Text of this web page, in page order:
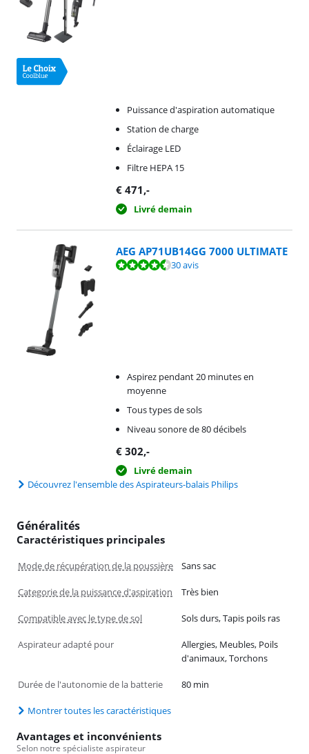
Puissance d'aspiration automatique
Station de charge
Éclairage LED
Filtre HEPA 15
€ 471,-
Livré demain
AEG AP71UB14GG 7000 ULTIMATE
La note est de 8,6 sur 10, basée sur 30 avis.
30 avis
Aspirez pendant 20 minutes en
moyenne
Tous types de sols
Niveau sonore de 80 décibels
€ 302,-
Livré demain
Découvrez l'ensemble des Aspirateurs-balais Philips
Généralités
Caractéristiques principales
Mode de récupération de la poussière Sans sac
Categorie de la puissance d'aspiration Très bien
Compatible avec le type de sol Sols durs, Tapis poils ras
Aspirateur adapté pour
Allergies, Meubles, Poils
d'animaux, Torchons
Durée de l'autonomie de la batterie 80 min
Montrer toutes les caractéristiques
Avantages et inconvénients
Selon notre spécialiste aspirateur